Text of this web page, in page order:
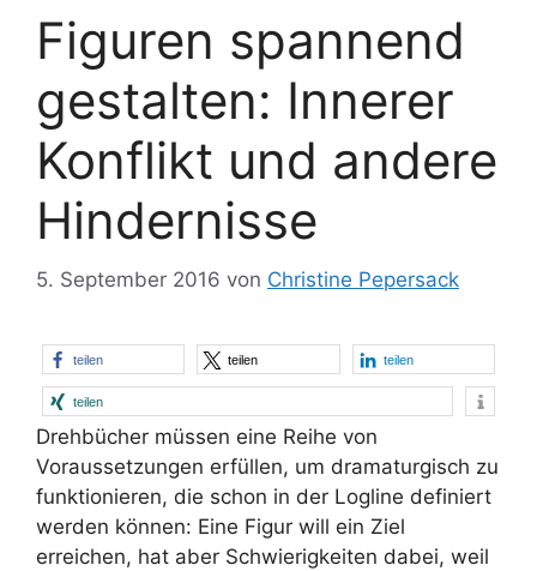
Figuren spannend
gestalten: Innerer
Konflikt und andere
Hindernisse
5. September 2016 von Christine Pepersack
teilen teilen teilen
teilen
Drehbücher müssen eine Reihe von
Voraussetzungen erfüllen, um dramaturgisch zu
funktionieren, die schon in der Logline definiert
werden können: Eine Figur will ein Ziel
erreichen, hat aber Schwierigkeiten dabei, weil